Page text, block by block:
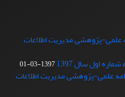
علمی-پژوهشی مدیریت اطلاعات
اول سال 1397 1397-03-01
علمی-پژوهشی مدیریت اطلاعات